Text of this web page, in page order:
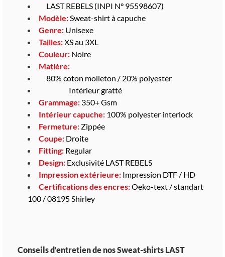
LAST REBELS (INPI N° 95598607)
Modèle: Sweat-shirt à capuche
Genre: Unisexe
Tailles:XS au 3XL
Couleur: Noire
Matière:
80% coton molleton / 20% polyester
Intérieur gratté
Grammage: 350+ Gsm
Intérieur capuche: 100% polyester interlock
Fermeture: Zippée
Coupe: Droite
Fitting: Regular
Design: Exclusivité LAST REBELS
Impression extérieure: Impression DTF / HD
Certifications des encres:Oeko-text / standart
100 / 08195 Shirley
Conseils d'entretien de nos Sweat-shirts LAST